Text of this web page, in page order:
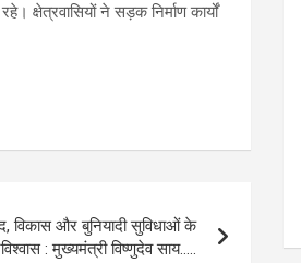
क्षेत्रवासियों ने सड़क निर्माण कार्यों
और बुनियादी सुविधाओं के
: मुख्यमंत्री विष्णुदेव साय…..